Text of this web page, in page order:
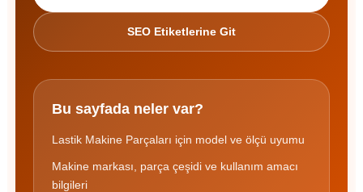
SEO Etiketlerine Git
Bu sayfada neler var?
Lastik Makine Parçaları için model ve ölçü uyumu
Makine markası, parça çeşidi ve kullanım amacı
bilgileri